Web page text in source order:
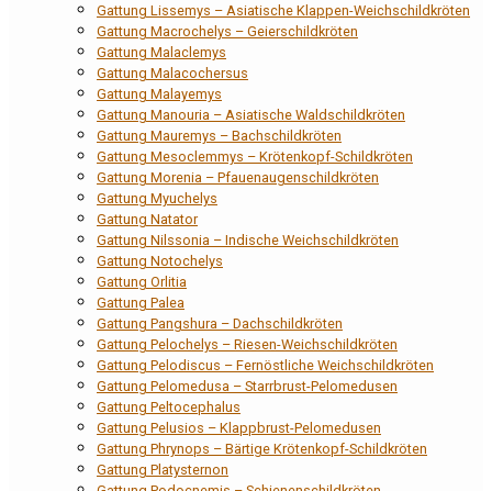
Gattung Lissemys – Asiatische Klappen-Weichschildkröten
Gattung Macrochelys – Geierschildkröten
Gattung Malaclemys
Gattung Malacochersus
Gattung Malayemys
Gattung Manouria – Asiatische Waldschildkröten
Gattung Mauremys – Bachschildkröten
Gattung Mesoclemmys – Krötenkopf-Schildkröten
Gattung Morenia – Pfauenaugenschildkröten
Gattung Myuchelys
Gattung Natator
Gattung Nilssonia – Indische Weichschildkröten
Gattung Notochelys
Gattung Orlitia
Gattung Palea
Gattung Pangshura – Dachschildkröten
Gattung Pelochelys – Riesen-Weichschildkröten
Gattung Pelodiscus – Fernöstliche Weichschildkröten
Gattung Pelomedusa – Starrbrust-Pelomedusen
Gattung Peltocephalus
Gattung Pelusios – Klappbrust-Pelomedusen
Gattung Phrynops – Bärtige Krötenkopf-Schildkröten
Gattung Platysternon